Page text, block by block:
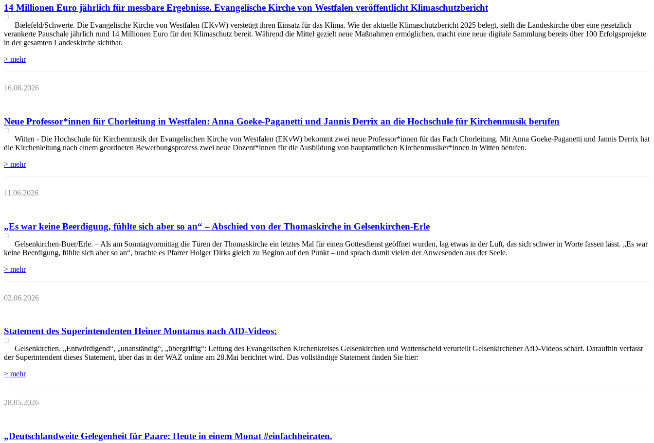
14 Millionen Euro jährlich für messbare Ergebnisse. Evangelische Kirche von Westfalen veröffentlicht Klimaschutzbericht
Bielefeld/Schwerte. Die Evangelische Kirche von Westfalen (EKvW) verstetigt ihren Einsatz für das Klima. Wie der aktuelle Klimaschutzbericht 2025 belegt, stellt die Landeskirche über eine gesetzlich
verankerte Pauschale jährlich rund 14 Millionen Euro für den Klimaschutz bereit. Während die Mittel gezielt neue Maßnahmen ermöglichen, macht eine neue digitale Sammlung bereits über 100 Erfolgsprojekte
in der gesamten Landeskirche sichtbar.
> mehr
16.06.2026
Neue Professor*innen für Chorleitung in Westfalen: Anna Goeke-Paganetti und Jannis Derrix an die Hochschule für Kirchenmusik berufen
Witten - Die Hochschule für Kirchenmusik der Evangelischen Kirche von Westfalen (EKvW) bekommt zwei neue Professor*innen für das Fach Chorleitung. Mit Anna Goeke-Paganetti und Jannis Derrix hat
die Kirchenleitung nach einem geordneten Bewerbungsprozess zwei neue Dozent*innen für die Ausbildung von hauptamtlichen Kirchenmusiker*innen in Witten berufen.
> mehr
11.06.2026
„Es war keine Beerdigung, fühlte sich aber so an“ – Abschied von der Thomaskirche in Gelsenkirchen-Erle
Gelsenkirchen-Buer/Erle. – Als am Sonntagvormittag die Türen der Thomaskirche ein letztes Mal für einen Gottesdienst geöffnet wurden, lag etwas in der Luft, das sich schwer in Worte fassen lässt. „Es war
keine Beerdigung, fühlte sich aber so an“, brachte es Pfarrer Holger Dirks gleich zu Beginn auf den Punkt – und sprach damit vielen der Anwesenden aus der Seele.
> mehr
02.06.2026
Statement des Superintendenten Heiner Montanus nach AfD-Videos:
Gelsenkirchen. „Entwürdigend“, „unanständig“, „übergriffig“: Leitung des Evangelischen Kirchenkreises Gelsenkirchen und Wattenscheid verurteilt Gelsenkirchener AfD-Videos scharf. Daraufhin verfasst
der Superintendent dieses Statement, über das in der WAZ online am 28.Mai berichtet wird. Das vollständige Statement finden Sie hier:
> mehr
28.05.2026
„Deutschlandweite Gelegenheit für Paare: Heute in einem Monat #einfachheiraten.